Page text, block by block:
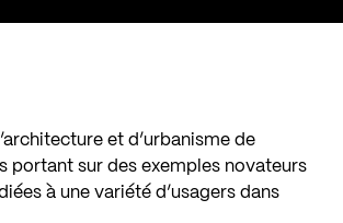
et d’urbanisme de
portant sur des exemples novateurs
à une variété d’usagers dans